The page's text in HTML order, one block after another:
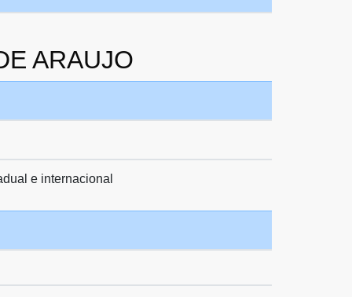
ARAUJO
e internacional